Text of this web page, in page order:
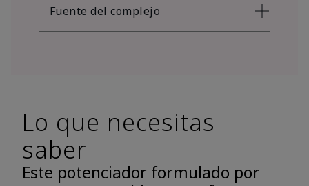
Fuente del complejo
Lo que necesitas
saber
Este potenciador formulado por